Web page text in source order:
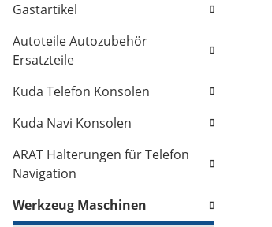
Gastartikel
Autoteile Autozubehör
Ersatzteile
Kuda Telefon Konsolen
Kuda Navi Konsolen
ARAT Halterungen für Telefon
Navigation
Werkzeug Maschinen